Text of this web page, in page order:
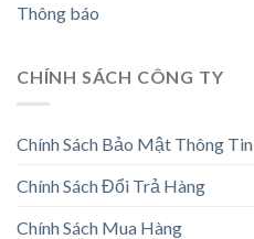
Thông báo
CHÍNH SÁCH CÔNG TY
Chính Sách Bảo Mật Thông Tin
Chính Sách Đổi Trả Hàng
Chính Sách Mua Hàng